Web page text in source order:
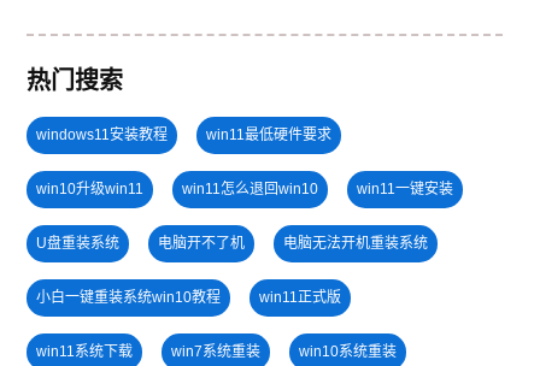
热门搜索
windows11安装教程 win11最低硬件要求
win10升级win11 win11怎么退回win10 win11一键安装
U盘重装系统 电脑开不了机 电脑无法开机重装系统
小白一键重装系统win10教程 win11正式版
win11系统下载 win7系统重装 win10系统重装